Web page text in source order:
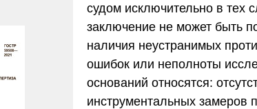
судом исключительно в тех
заключение не может быть
наличия неустранимых
ошибок или неполноты
оснований относятся:
инструментальных замеров